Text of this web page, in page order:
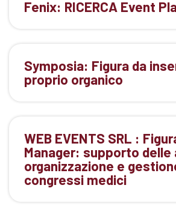
Fenix: RICERCA Event
Symposia: Figura da
proprio organico
WEB EVENTS SRL :
Manager: supporto
organizzazione e
congressi medici